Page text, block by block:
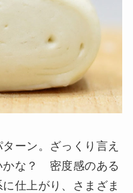
ーン。ざっくり言え
かな？ 密度感のある
仕上がり、さまざま